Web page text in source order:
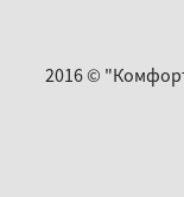
2016 ©